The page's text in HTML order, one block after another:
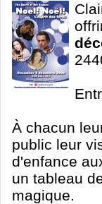
À chacun
public leur
d'enfance
un tableau
magique.